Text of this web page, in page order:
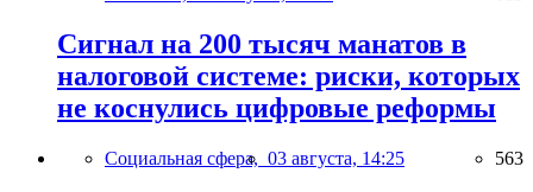
Сигнал на 200 тысяч манатов в
налоговой системе: риски, которых
не коснулись цифровые реформы
Социальная сфера, 03 августа, 14:25 563